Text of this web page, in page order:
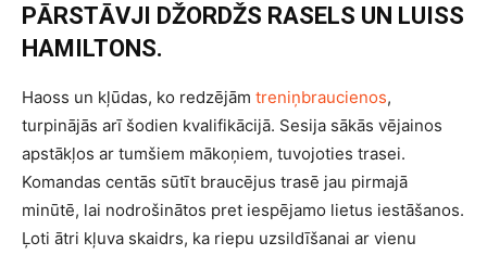
PĀRSTĀVJI DŽORDŽS RASELS UN LUISS
HAMILTONS.
Haoss un kļūdas, ko redzējām treniņbraucienos,
turpinājās arī šodien kvalifikācijā. Sesija sākās vējainos
apstākļos ar tumšiem mākoņiem, tuvojoties trasei.
Komandas centās sūtīt braucējus trasē jau pirmajā
minūtē, lai nodrošinātos pret iespējamo lietus iestāšanos.
Ļoti ātri kļuva skaidrs, ka riepu uzsildīšanai ar vienu